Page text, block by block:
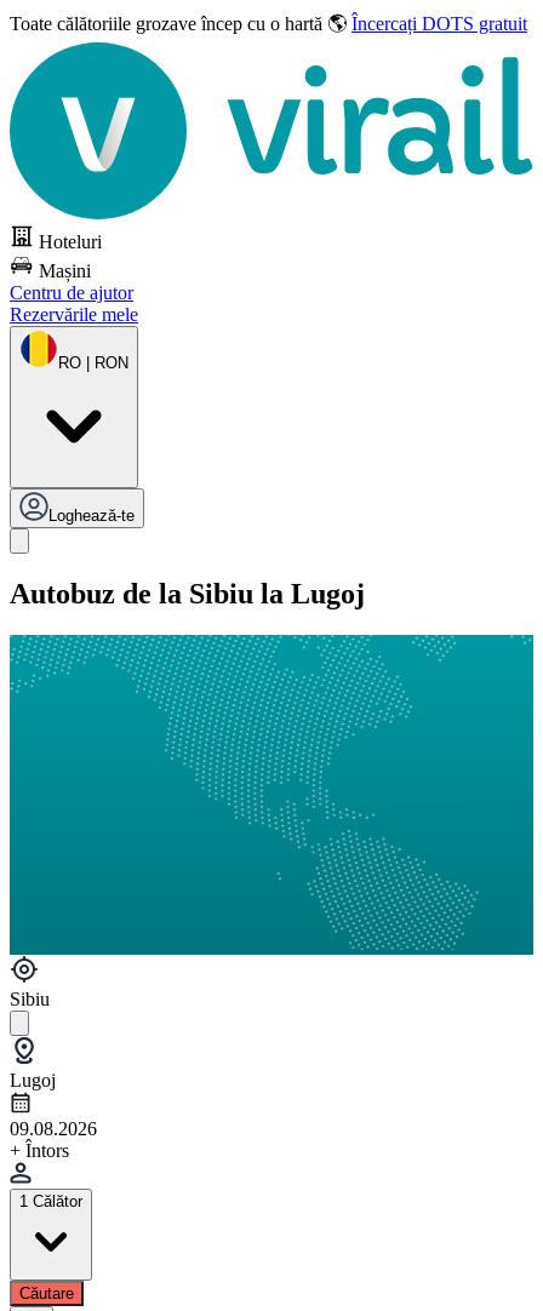
Toate călătoriile grozaveîncep cu o hartă 🌎 Încercați DOTS gratuit
Hoteluri
Mașini
Centru de ajutor
Rezervările mele
RO | RON
Loghează-te
Autobuz de la Sibiu la Lugoj
Sibiu
Lugoj
09.08.2026
+ Întors
1 Călător
Căutare